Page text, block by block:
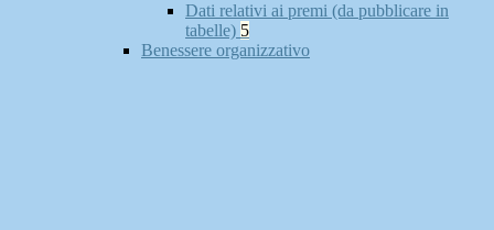
Dati relativi ai premi (da pubblicare in
tabelle) 5
Benessere organizzativo